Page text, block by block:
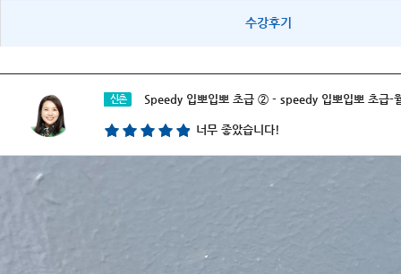
수강후기
신촌 Speedy 입뽀입뽀 초급 ② - speedy 입뽀입뽀 초급-
너무 좋았습니다!